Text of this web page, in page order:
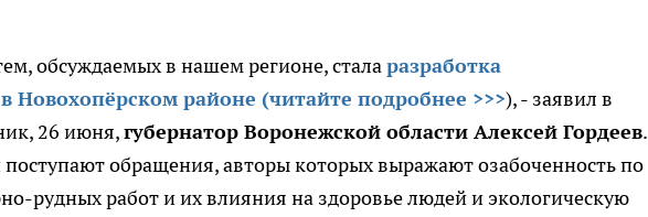
обсуждаемых в нашем регионе, сталаразработка
Новохопёрском районе (читайте подробнее >>>), - заявил в
26 июня,губернатор Воронежской области Алексей Гордеев.
поступают обращения, авторы которых выражают озабоченность по
рудных работ и их влияния на здоровье людей и экологическую